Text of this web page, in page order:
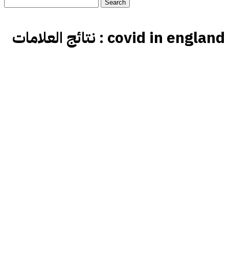
نتائج العلامات : covid in england